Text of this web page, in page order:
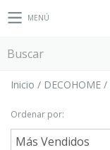
MENÚ
Inicio / DECOHOME /
Ordenar por: